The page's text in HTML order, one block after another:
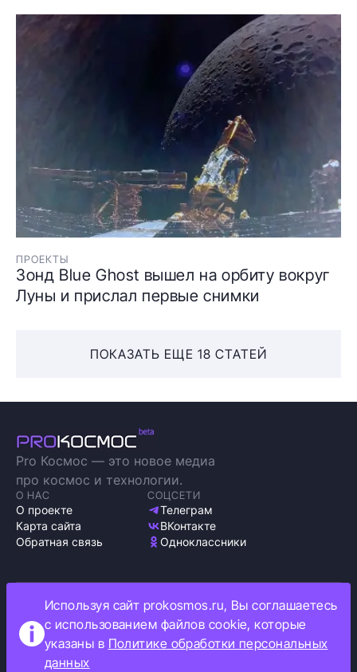
ПРОЕКТЫ
Зонд Blue Ghost вышел на орбиту вокруг
Луны и прислал первые снимки
ПОКАЗАТЬ ЕЩЕ 18 СТАТЕЙ
Pro Космос — это новое медиа
про космос и технологии.
О НАС
О проекте
Карта сайта
Обратная связь
СОЦСЕТИ
Телеграм
ВКонтакте
Одноклассники
Политика обработки персональных данных
Как мы используем cookie
Информация об ограничениях
Используя сайт prokosmos.ru, Вы соглашаетесь
с использованием файлов cookie, которые
указаны в Политике обработки персональных
данных